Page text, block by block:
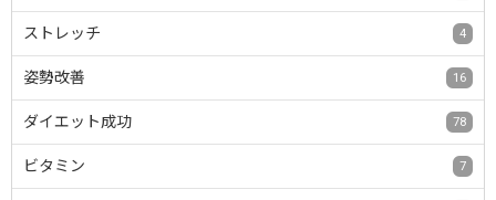
ストレッチ 4
姿勢改善 16
ダイエット成功 78
ビタミン 7